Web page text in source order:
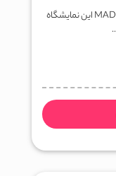
نمایشگاه جواهرات از جنس نقره MADRIDPLATA این نمایشگاه